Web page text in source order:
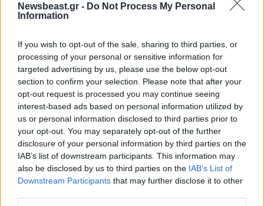
Newsbeast.gr - Do Not Process My Personal
Information
If you wish to opt-out of the sale, sharing to third parties, or
processing of your personal or sensitive information for
targeted advertising by us, please use the below opt-out
section to confirm your selection. Please note that after your
opt-out request is processed you may continue seeing
interest-based ads based on personal information utilized by
us or personal information disclosed to third parties prior to
your opt-out. You may separately opt-out of the further
disclosure of your personal information by third parties on the
IAB’s list of downstream participants. This information may
also be disclosed by us to third parties on the IAB’s List of
Downstream Participants that may further disclose it to other